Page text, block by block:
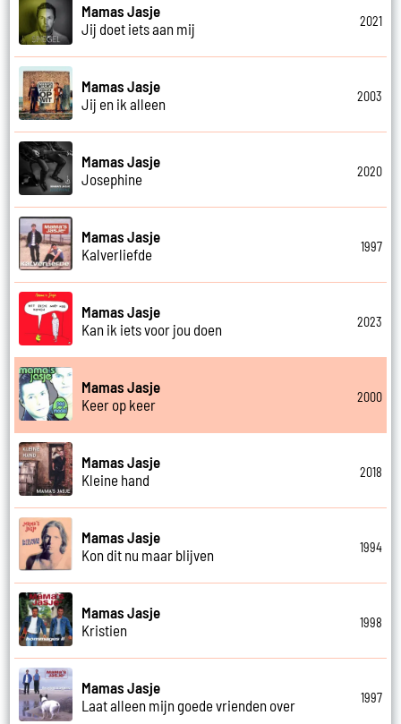
Mamas Jasje
Jij doet iets aan mij
2021
Mamas Jasje
Jij en ik alleen
2003
Mamas Jasje
Josephine
2020
Mamas Jasje
Kalverliefde
1997
Mamas Jasje
Kan ik iets voor jou doen
2023
Mamas Jasje
Keer op keer
2000
Mamas Jasje
Kleine hand
2018
Mamas Jasje
Kon dit nu maar blijven
1994
Mamas Jasje
Kristien
1998
Mamas Jasje
Laat alleen mijn goede vrienden over
1997